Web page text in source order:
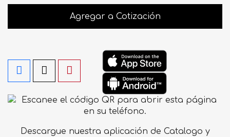
Agregar a Cotización
Descargue nuestra aplicación de Catalogo y